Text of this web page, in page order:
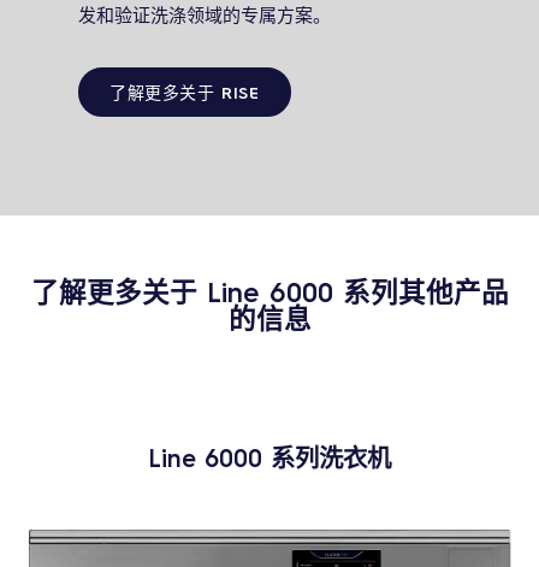
发和验证洗涤领域的专属方案。
了解更多关于 RISE
了解更多关于Line 6000 系列其他产品
的信息
Line 6000 系列洗衣机